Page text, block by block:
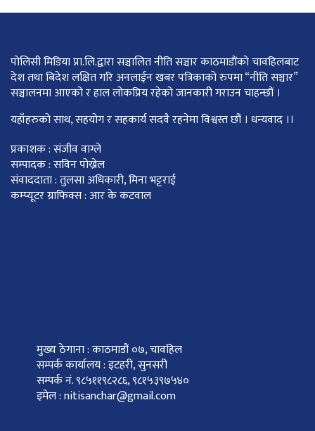
पोलिसी मिडिया प्रा.लि.द्वारा सञ्चालित नीति सञ्चार काठमाडाैंकाे चावहिलबाट
देश तथा बिदेश लक्षित गरि अनलाईन खबर पत्रिकाको रुपमा “नीति सञ्चार”
सञ्चालनमा आएको र हाल लोकप्रिय रहेको जानकारी गराउन चाहन्छौं ।
यहाँहरुको साथ, सहयोग र सहकार्य सदवै रहनेमा विश्वस्त छौं । धन्यवाद ।।
प्रकाशक : संजीव वाग्ले
सम्पादक : सविन पोख्रेल
संवाददाता : तुलसा अधिकारी, मिना भट्टराई
कम्प्यूटर ग्राफिक्स : आर के कटवाल
मुख्य ठेगाना : काठमाडौं ०७, चावहिल
सम्पर्क कार्यालय : इटहरी, सुनसरी
सम्पर्क नं. ९८५११९८२८६, ९८१५३९७५४०
इमेल : nitisanchar@gmail.com